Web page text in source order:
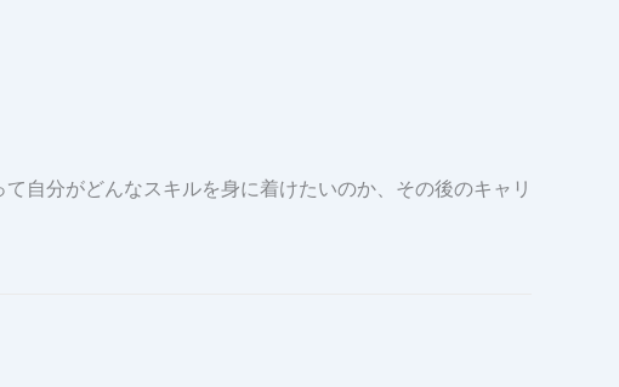
自分がどんなスキルを身に着けたいのか、その後のキャリ